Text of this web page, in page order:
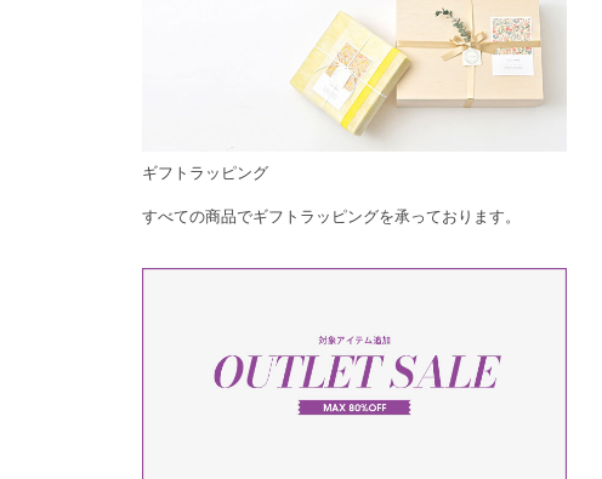
ギフトラッピング
すべての商品でギフトラッピングを承っております。